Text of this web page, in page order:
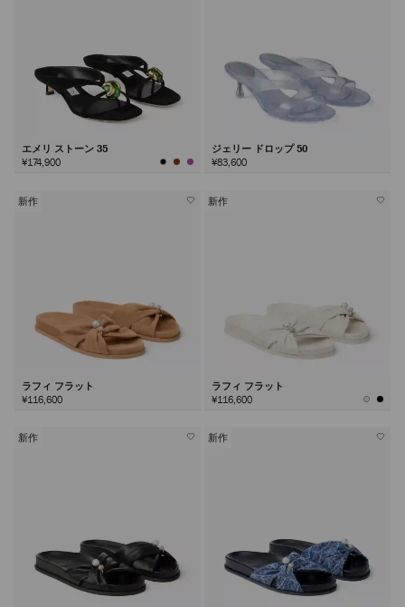
エメリ ストーン 35
¥174,900
ジェリー ドロップ 50
¥83,600
新作
ラフィ フラット
¥116,600
新作
ラフィ フラット
¥116,600
新作 新作